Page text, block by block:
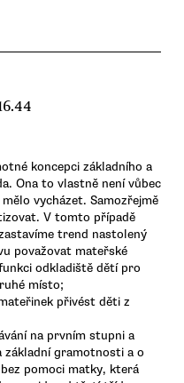
koncepci základního a
Ona to vlastně není vůbec
vycházet. Samozřejmě
V tomto případě
trend nastolený
považovat mateřské
odkladiště dětí pro
místo;
přivést děti z
na prvním stupni a
základní gramotnosti a o
pomoci matky, která